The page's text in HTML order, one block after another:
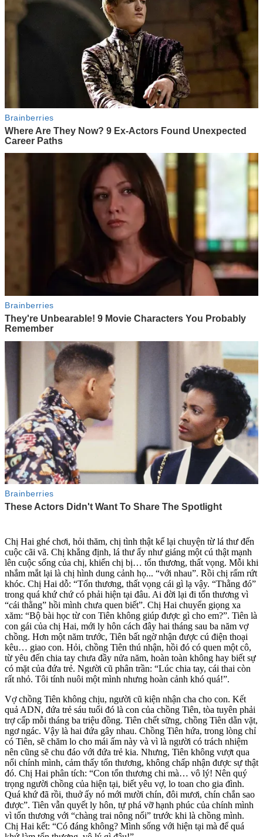
Chị Hai ghé chơi, hỏi thăm, chị tình thật kể lại chuyện từ lá thư đến
cuộc cãi vã. Chị khẳng định, lá thư ấy như giáng một cú thật mạnh
lên cuộc sống của chị, khiến chị bị… tổn thương, thất vọng. Mỗi khi
nhắm mắt lại là chị hình dung cảnh họ... “với nhau”. Rồi chị rấm rứt
khóc. Chị Hai dỗ: “Tổn thương, thất vọng cái gì lạ vậy. “Thằng đó”
trong quá khứ chứ có phải hiện tại đâu. Ai đời lại đi tổn thương vì
“cái thằng” hồi mình chưa quen biết”. Chị Hai chuyển giọng xa
xăm: “Bộ bài học từ con Tiên không giúp được gì cho em?”. Tiên là
con gái của chị Hai, mới ly hôn cách đây hai tháng sau ba năm vợ
chồng. Hơn một năm trước, Tiên bất ngờ nhận được cú điện thoại
kêu… giao con. Hỏi, chồng Tiên thú nhận, hồi đó có quen một cô,
từ yêu đến chia tay chưa đầy nửa năm, hoàn toàn không hay biết sự
có mặt của đứa trẻ. Người cũ phân trần: “Lúc chia tay, cái thai còn
rất nhỏ. Tôi tính nuôi một mình nhưng hoàn cảnh khó quá!”.
Vợ chồng Tiên không chịu, người cũ kiện nhận cha cho con. Kết
quả ADN, đứa trẻ sáu tuổi đó là con của chồng Tiên, tòa tuyên phải
trợ cấp mỗi tháng ba triệu đồng. Tiên chết sững, chồng Tiên dằn vặt,
ngơ ngác. Vậy là hai đứa gây nhau. Chồng Tiên hứa, trong lòng chỉ
có Tiên, sẽ chăm lo cho mái ấm này và vì là người có trách nhiệm
nên cũng sẽ chu đáo với đứa trẻ kia. Nhưng, Tiên không vượt qua
nổi chính mình, cảm thấy tổn thương, không chấp nhận được sự thật
đó. Chị Hai phân tích: “Con tổn thương chi mà… vô lý! Nên quý
trọng người chồng của hiện tại, biết yêu vợ, lo toan cho gia đình.
Quá khứ đã rồi, thuở ấy nó mới mười chín, đôi mươi, chín chắn sao
được”. Tiên vẫn quyết ly hôn, tự phá vỡ hạnh phúc của chính mình
vì tổn thương với “chàng trai nông nổi” trước khi là chồng mình.
Chị Hai kết: “Có đáng không? Mình sống với hiện tại mà để quá